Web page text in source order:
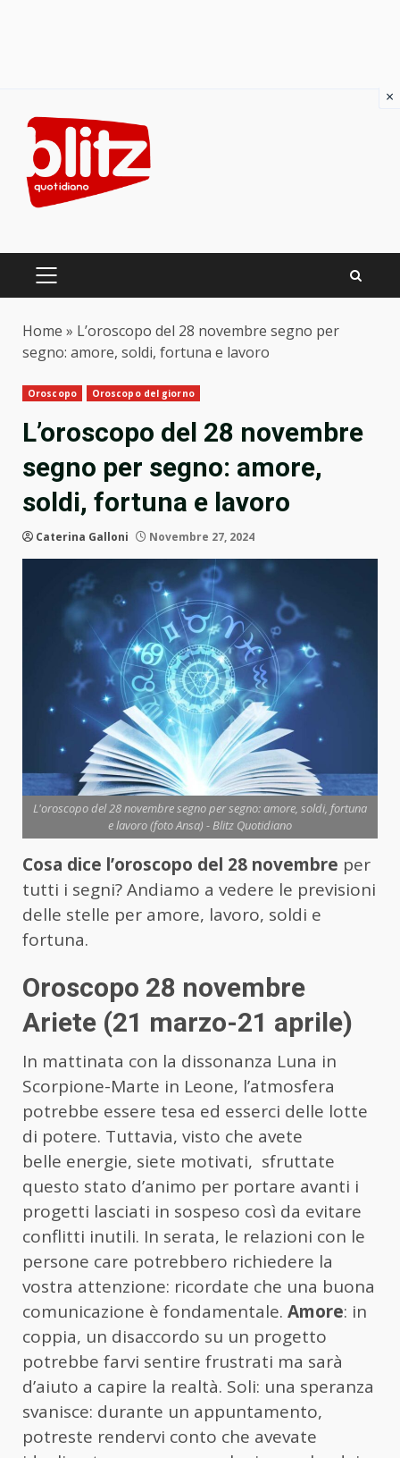
content
PRIMARY
Home » L’oroscopo del 28 novembre segno per
segno: amore, soldi, fortuna e lavoro
Oroscopo Oroscopo del giorno
L’oroscopo del 28 novembre
segno per segno: amore,
soldi, fortuna e lavoro
Caterina Galloni Novembre 27, 2024
L'oroscopo del 28 novembre segno per segno: amore, soldi, fortuna
e lavoro (foto Ansa) - Blitz Quotidiano
Cosa dice l’oroscopo del 28 novembre per
tutti i segni? Andiamo a vedere le previsioni
delle stelle per amore, lavoro, soldi e
fortuna.
Oroscopo 28 novembre
Ariete (21 marzo-21 aprile)
In mattinata con la dissonanza Luna in
Scorpione-Marte in Leone, l’atmosfera
potrebbe essere tesa ed esserci delle lotte
di potere. Tuttavia, visto che avete
belle energie, siete motivati, sfruttate
questo stato d’animo per portare avanti i
progetti lasciati in sospeso così da evitare
conflitti inutili. In serata, le relazioni con le
persone care potrebbero richiedere la
vostra attenzione: ricordate che una buona
comunicazione è fondamentale. Amore: in
coppia, un disaccordo su un progetto
potrebbe farvi sentire frustrati ma sarà
d’aiuto a capire la realtà. Soli: una speranza
svanisce: durante un appuntamento,
potreste rendervi conto che avevate
×